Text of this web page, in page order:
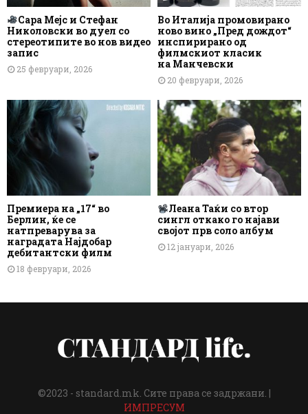
Сара Мејс и Стефан
Николовски во дуел со
стереотипите во нов видео
запис
25 февруари, 2026
Во Италија промовирано
ново вино „Пред дождот“
инспирирано од
филмскиот класик
на Манчевски
20 февруари, 2026
Премиера на „17“ во
Берлин, ќе се
натпреварува за
наградата Најдобар
дебитантски филм
18 февруари, 2026
Леана Таќи со втор
сингл откако го најави
својот прв соло албум
12 јануари, 2026
©2023 - standard.mk. Сите права се задржани. |
ИМПРЕСУМ